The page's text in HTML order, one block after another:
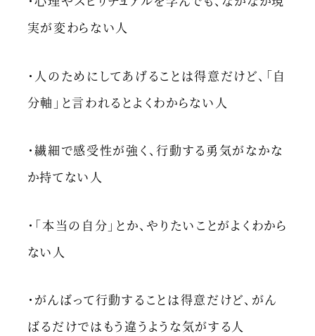
実が変わらない人
・人のためにしてあげることは得意だけど、「自
分軸」と言われるとよくわからない人
・繊細で感受性が強く、行動する勇気がなかな
か持てない人
・「本当の自分」とか、やりたいことがよくわから
ない人
・がんばって行動することは得意だけど、がん
ばるだけではもう違うような気がする人